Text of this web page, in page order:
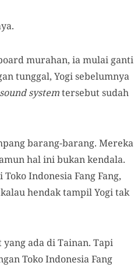
murahan, ia mulai ganti
tunggal, Yogi sebelumnya
sound systemtersebut sudah
barang-barang. Mereka
hal ini bukan kendala.
Indonesia Fang Fang,
hendak tampil Yogi tak
ada di Tainan. Tapi
Toko Indonesia Fang